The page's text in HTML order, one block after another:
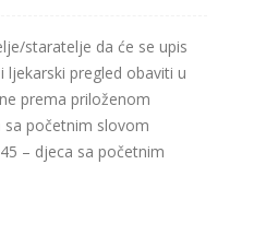
staratelje da će se upis
pregled obaviti u
prema priloženom
sa početnim slovom
– djeca sa početnim